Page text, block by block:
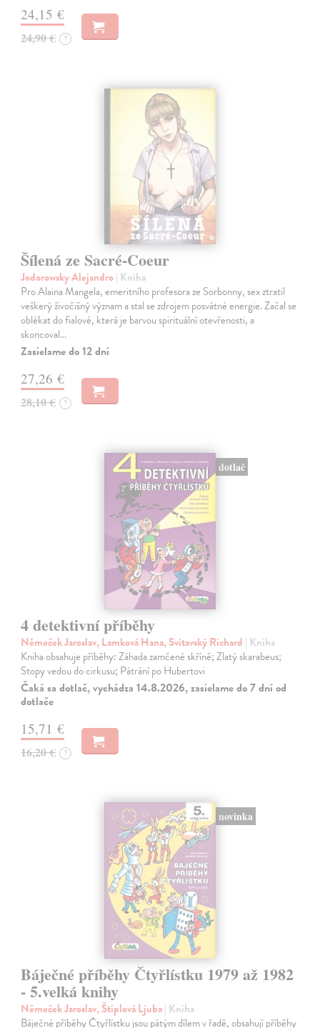
24,15 €
24,90 € ?
Šílená ze Sacré-Coeur
Jodorowsky Alejandro| Kniha
Pro Alaina Mangela, emeritního profesora ze Sorbonny, sex ztratil
veškerý živočišný význam a stal se zdrojem posvátné energie. Začal se
oblékat do fialové, která je barvou spirituální otevřenosti, a
skoncoval…
Zasielame do 12 dní
27,26 €
28,10 € ?
dotlač
4 detektivní příběhy
Němeček Jaroslav, Lamková Hana, Svitavský Richard | Kniha
Kniha obsahuje příběhy: Záhada zamčené skříně; Zlatý skarabeus;
Stopy vedou do cirkusu; Pátrání po Hubertovi
Čaká sa dotlač, vychádza 14.8.2026, zasielame do 7 dní od
dotlače
15,71 €
16,20 € ?
novinka
Báječné příběhy Čtyřlístku 1979 až 1982
- 5.velká knihy
Němeček Jaroslav, Štíplová Ljuba| Kniha
Báječné příběhy Čtyřlístku jsou pátým dílem v řadě, obsahují příběhy